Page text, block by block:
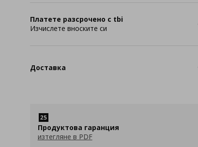
Платете разсрочено с tbi
Изчислете вноските си
Доставка
Продуктова гаранция
изтегляне в PDF